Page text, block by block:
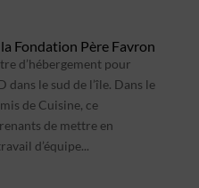
Fondation Père Favron
d’hébergement pour
dans le sud de l’île. Dans le
de Cuisine, ce
de mettre en
d’équipe...